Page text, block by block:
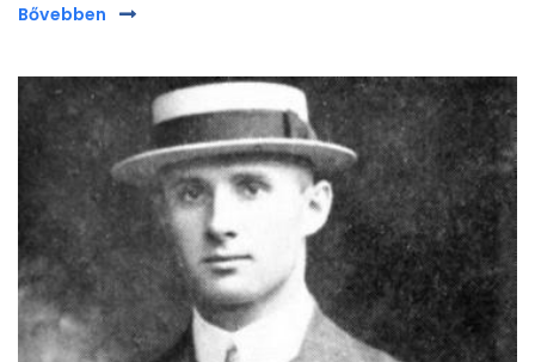
Bővebben